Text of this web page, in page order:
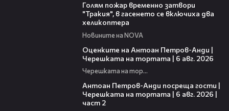
Голям пожар временно затвори
"Тракия", в гасенето се включиха два
хеликоптера
Новините на NOVA
Оценките на Антоан Петров-Анди |
Черешката на тортата | 6 авг. 2026
Черешката на тортата
Антоан Петров-Анди посреща гости |
Черешката на тортата | 6 авг. 2026 |
част 2